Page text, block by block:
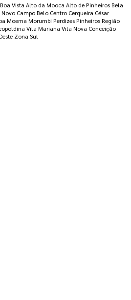
Vista Alto da Mooca Alto de Pinheiros Bela
Campo Belo Centro Cerqueira César
Moema Morumbi Perdizes Pinheiros Região
Vila Mariana Vila Nova Conceição
Zona Sul